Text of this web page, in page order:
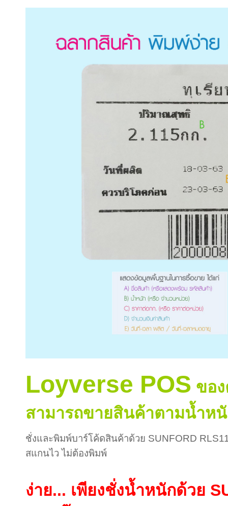
Loyverse POS ขอ
สามารถขายสินค้าตามน้ำห
ชั่งและพิมพ์บาร์โค้ดสินค้าด้วย SUNFORD
สแกนไว ไม่ต้องพิมพ์
ง่าย... เพียงชั่งน้ำหนักด้วย